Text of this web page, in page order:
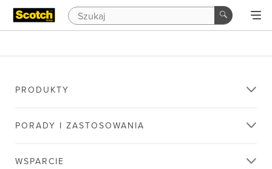
PRODUKTY
PORADY I ZASTOSOWANIA
WSPARCIE